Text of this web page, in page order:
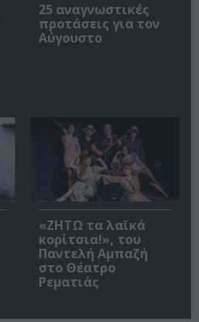
25 αναγνωστικές
προτάσεις για τον
Αύγουστο
«ΖΗΤΩ τα λαϊκά
κορίτσια!», του
Παντελή Αμπαζή
στο Θέατρο
Ρεματιάς